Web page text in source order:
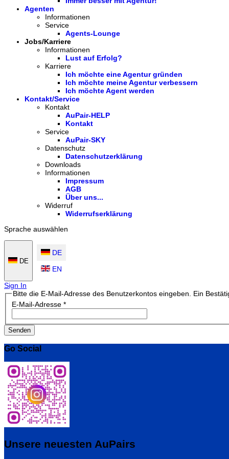
Agenten
Informationen
Service
Agents-Lounge
Jobs/Karriere
Informationen
Lust auf Erfolg?
Karriere
Ich möchte eine Agentur gründen
Ich möchte meine Agentur verbessern
Ich möchte Agent werden
Kontakt/Service
Kontakt
AuPair-HELP
Kontakt
Service
AuPair-SKY
Datenschutz
Datenschutzerklärung
Downloads
Informationen
Impressum
AGB
Über uns...
Widerruf
Widerrufserklärung
Sprache auswählen
DE
DE
EN
Sign In
Bitte die E-Mail-Adresse des Benutzerkontos eingeben. Ein
E-Mail-Adresse*
Senden
Go Social
Unsere neuesten AuPairs